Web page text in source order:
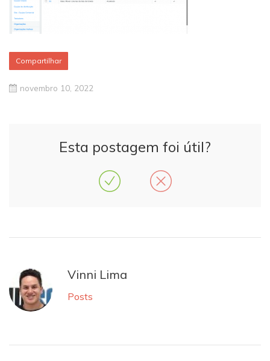
Compartilhar
novembro 10, 2022
Esta postagem foi útil?
Vinni Lima
Posts